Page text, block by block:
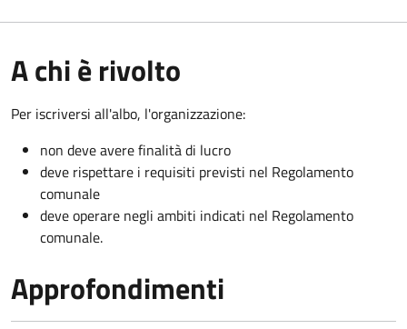
A chi è rivolto
Per iscriversi all'albo, l'organizzazione:
non deve avere finalità di lucro
deve rispettare i requisiti previsti nel Regolamento
comunale
deve operare negli ambiti indicati nel Regolamento
comunale.
Approfondimenti